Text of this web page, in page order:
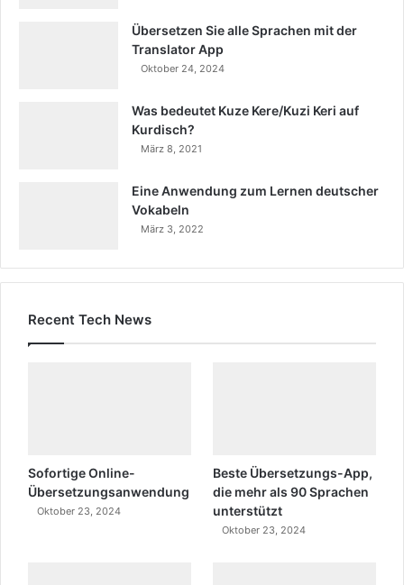
Übersetzen Sie alle Sprachen mit der
Translator App
Oktober 24, 2024
Was bedeutet Kuze Kere/Kuzi Keri auf
Kurdisch?
März 8, 2021
Eine Anwendung zum Lernen deutscher
Vokabeln
März 3, 2022
Recent Tech News
Sofortige Online-
Übersetzungsanwendung
Oktober 23, 2024
Beste Übersetzungs-App,
die mehr als 90 Sprachen
unterstützt
Oktober 23, 2024